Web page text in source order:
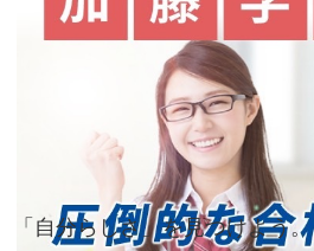
「自分らしさ」を見つけよう。